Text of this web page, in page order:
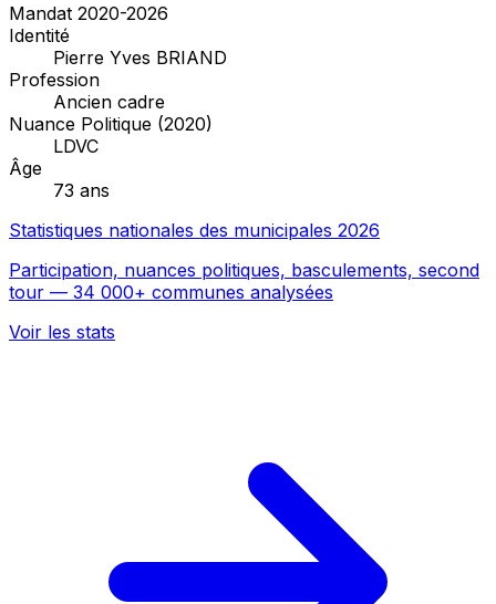
Mandat 2020-2026
Identité
Pierre Yves BRIAND
Profession
Ancien cadre
Nuance Politique (2020)
LDVC
Âge
73 ans
Statistiques nationales des municipales 2026
Participation, nuances politiques, basculements, second
tour — 34 000+ communes analysées
Voir les stats